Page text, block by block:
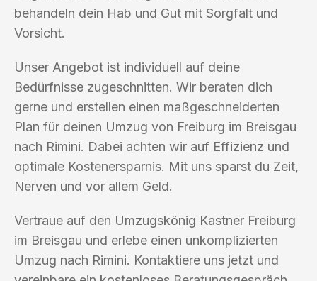
behandeln dein Hab und Gut mit Sorgfalt und
Vorsicht.
Unser Angebot ist individuell auf deine
Bedürfnisse zugeschnitten. Wir beraten dich
gerne und erstellen einen maßgeschneiderten
Plan für deinen Umzug von Freiburg im Breisgau
nach Rimini. Dabei achten wir auf Effizienz und
optimale Kostenersparnis. Mit uns sparst du Zeit,
Nerven und vor allem Geld.
Vertraue auf den Umzugskönig Kastner Freiburg
im Breisgau und erlebe einen unkomplizierten
Umzug nach Rimini. Kontaktiere uns jetzt und